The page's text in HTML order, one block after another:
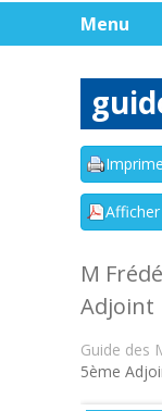
Menu
M
Adjoint
Guide des
5ème